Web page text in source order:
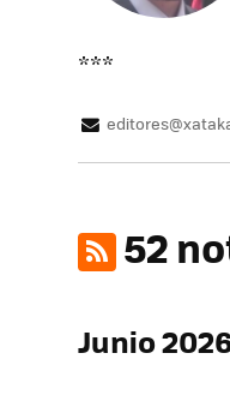
***
52
Junio